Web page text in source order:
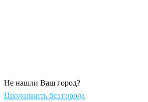
Не нашли Ваш город?
Продолжить без города